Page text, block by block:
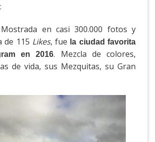
en casi 300.000 fotos y
de 115 Likes, fue la ciudad favorita
en 2016. Mezcla de colores,
de vida, sus Mezquitas, su Gran